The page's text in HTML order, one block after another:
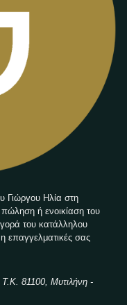
Γιώργου Ηλία στη
ή ενοικίαση του
του κατάλληλου
επαγγελματικές σας
81100, Μυτιλήνη -